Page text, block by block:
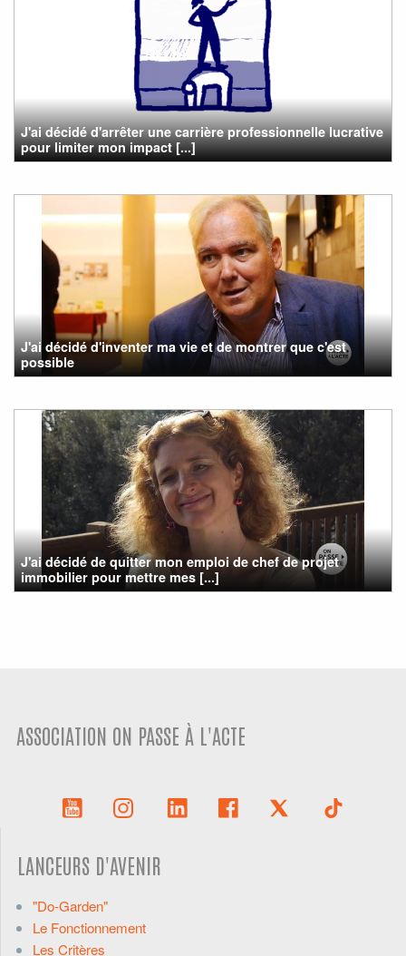
J'ai décidé d'arrêter une carrière professionnelle lucrative
pour limiter mon impact [...]
J'ai décidé d'inventer ma vie et de montrer que c'est
possible
J'ai décidé de quitter mon emploi de chef de projet
immobilier pour mettre mes [...]
ASSOCIATION ON PASSE À L'ACTE
LANCEURS D'AVENIR
"Do-Garden"
Le Fonctionnement
Les Critères